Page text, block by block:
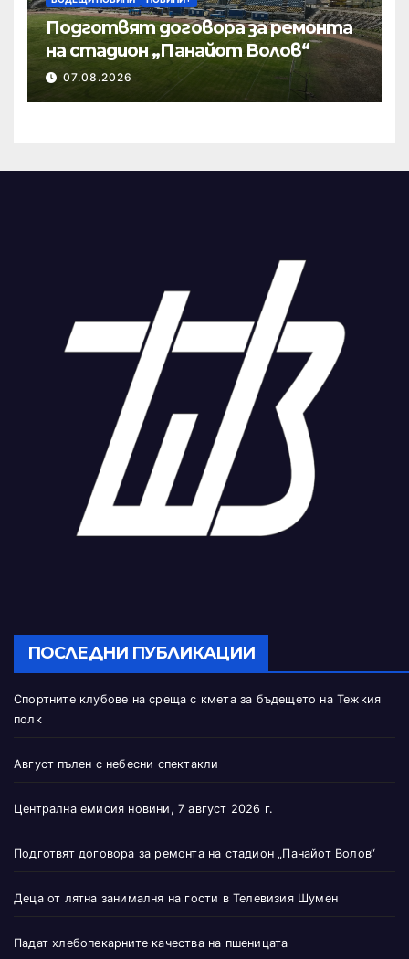
Подготвят договора за ремонта
на стадион „Панайот Волов“
07.08.2026
ПОСЛЕДНИ ПУБЛИКАЦИИ
Спортните клубове на среща с кмета за бъдещето на Тежкия
полк
Август пълен с небесни спектакли
Централна емисия новини, 7 август 2026 г.
Подготвят договора за ремонта на стадион „Панайот Волов“
Деца от лятна занималня на гости в Телевизия Шумен
Падат хлебопекарните качества на пшеницата